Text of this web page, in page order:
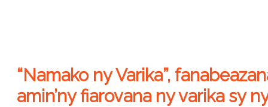
“Namako ny Varika”,
amin’ny fiarovana ny varika sy